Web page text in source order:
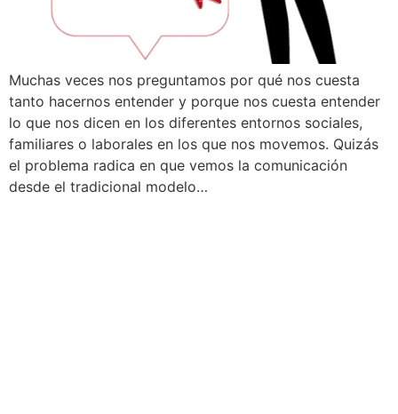
Muchas veces nos preguntamos por qué nos cuesta
tanto hacernos entender y porque nos cuesta entender
lo que nos dicen en los diferentes entornos sociales,
familiares o laborales en los que nos movemos. Quizás
el problema radica en que vemos la comunicación
desde el tradicional modelo…